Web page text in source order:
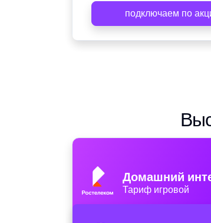
подключаем по
Домашний
Тариф игровой